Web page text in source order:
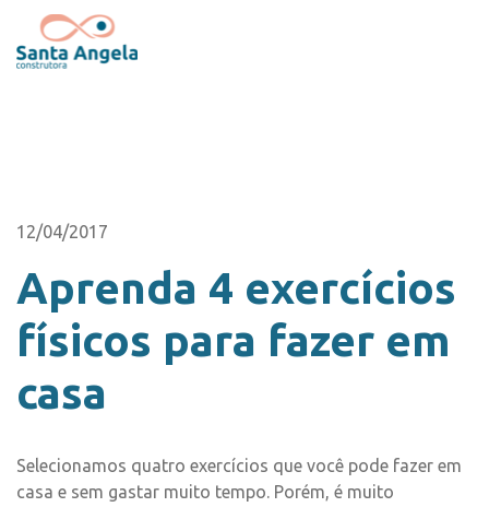
12/04/2017
Aprenda 4 exercícios
físicos para fazer em
casa
Selecionamos quatro exercícios que você pode fazer em
casa e sem gastar muito tempo. Porém, é muito